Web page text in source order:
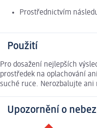
Prostřednictvím
Použití
Pro dosažení nejlepších
prostředek na oplachování
suché ruce. Nerozbalujte ani
Upozornění o